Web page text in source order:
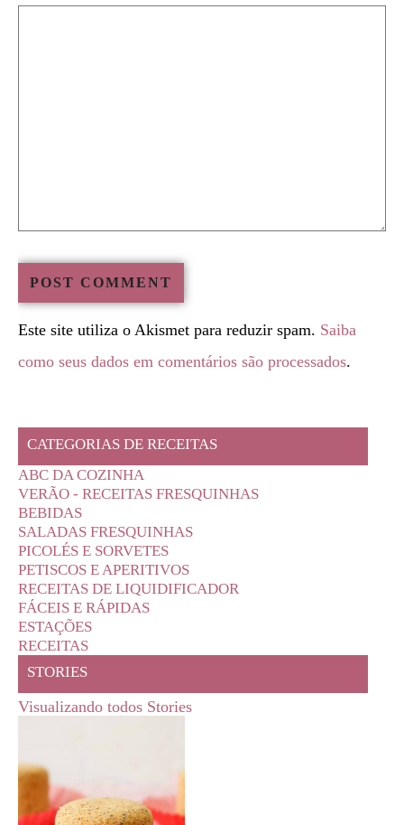
Este site utiliza o Akismet para reduzir spam. Saiba
como seus dados em comentários são processados.
CATEGORIAS DE RECEITAS
ABC DA COZINHA
VERÃO - RECEITAS FRESQUINHAS
BEBIDAS
SALADAS FRESQUINHAS
PICOLÉS E SORVETES
PETISCOS E APERITIVOS
RECEITAS DE LIQUIDIFICADOR
FÁCEIS E RÁPIDAS
ESTAÇÕES
RECEITAS
STORIES
Visualizando todos Stories